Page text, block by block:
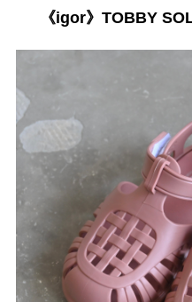
《igor》TOBBY